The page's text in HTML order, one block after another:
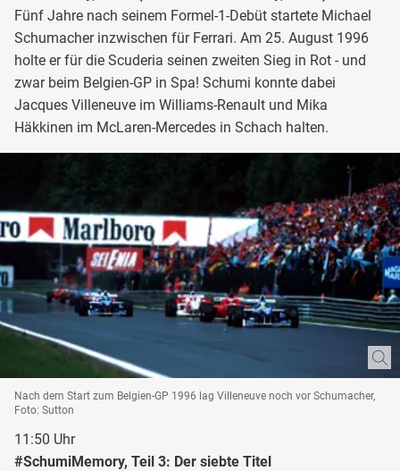
Fünf Jahre nach seinem Formel-1-Debüt startete Michael
Schumacher inzwischen für Ferrari. Am 25. August 1996
holte er für die Scuderia seinen zweiten Sieg in Rot - und
zwar beim Belgien-GP in Spa! Schumi konnte dabei
Jacques Villeneuve im Williams-Renault und Mika
Häkkinen im McLaren-Mercedes in Schach halten.
Nach dem Start zum Belgien-GP 1996 lag Villeneuve noch vor Schumacher,
Foto: Sutton
11:50 Uhr
#SchumiMemory, Teil 3: Der siebte Titel